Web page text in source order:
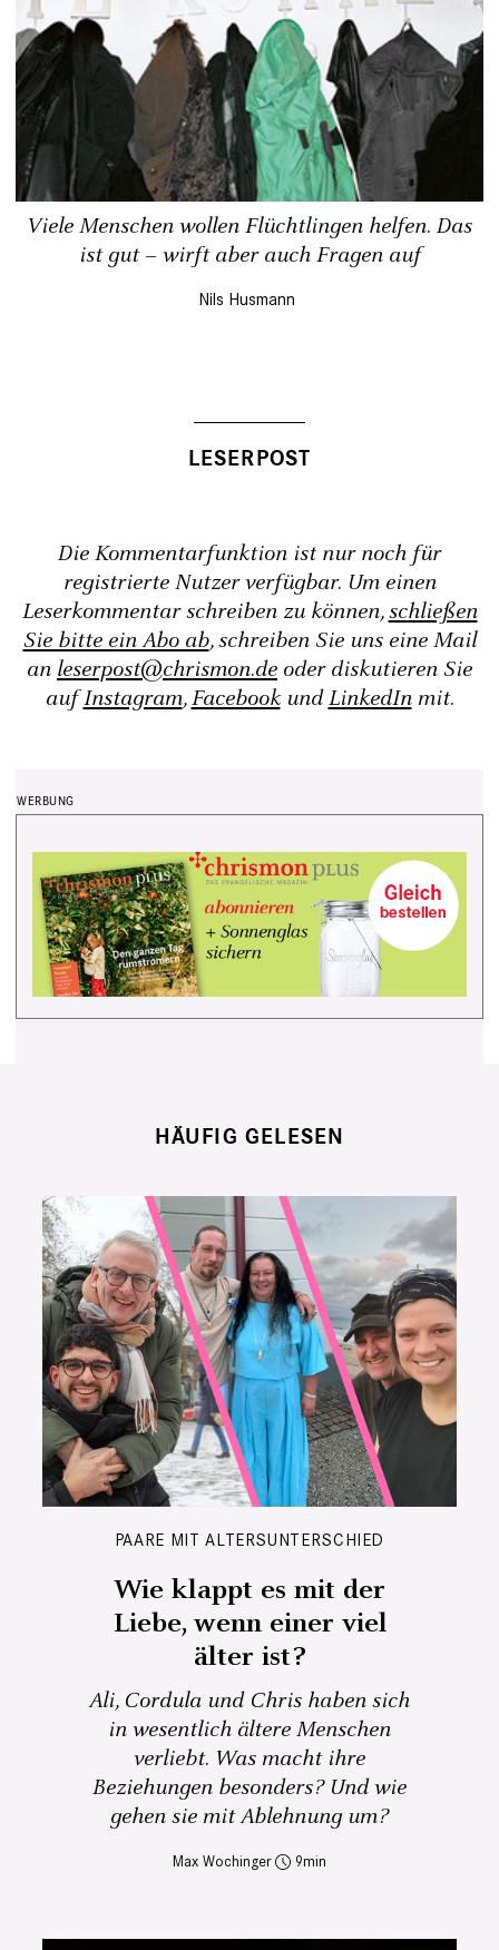
Viele Menschen wollen Flüchtlingen helfen. Das
ist gut – wirft aber auch Fragen auf
Nils Husmann
Die Kommentarfunktion ist nur noch für
registrierte Nutzer verfügbar. Um einen
Leserkommentar schreiben zu können,schließen
Sie bitte ein Abo ab, schreiben Sie uns eine Mail
an leserpost@chrismon.de oder diskutieren Sie
aufInstagram,FacebookundLinkedInmit.
HÄUFIG GELESEN
PAARE MIT ALTERSUNTERSCHIED
Wie klappt es mit der
Liebe, wenn einer viel
älter ist?
Ali, Cordula und Chris haben sich
in wesentlich ältere Menschen
verliebt. Was macht ihre
Beziehungen besonders? Und wie
gehen sie mit Ablehnung um?
Max Wochinger 9